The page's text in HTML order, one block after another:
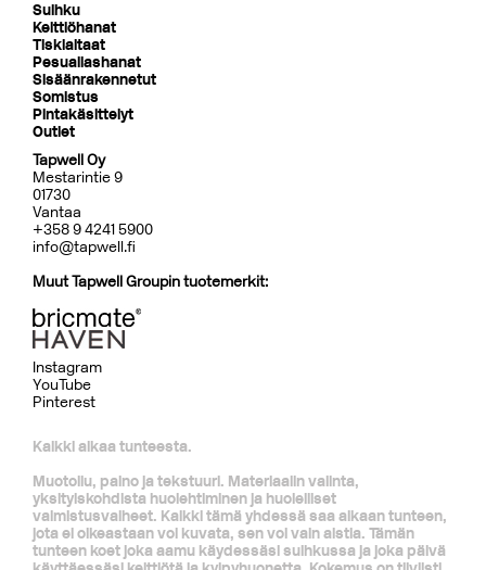
Suihku
Keittiöhanat
Tiskialtaat
Pesuallashanat
Sisäänrakennetut
Somistus
Pintakäsittelyt
Outlet
Tapwell Oy
Mestarintie 9
01730
Vantaa
+358 9 4241 5900
info@tapwell.fi
Muut Tapwell Groupin tuotemerkit:
Kaikki alkaa tunteesta.
Muotoilu, paino ja tekstuuri. Materiaalin valinta,
yksityiskohdista huolehtiminen ja huolelliset
valmistusvaiheet. Kaikki tämä yhdessä saa aikaan tunteen,
jota ei oikeastaan voi kuvata, sen voi vain aistia. Tämän
tunteen koet joka aamu käydessäsi suihkussa ja joka päivä
Instagram
YouTube
Pinterest